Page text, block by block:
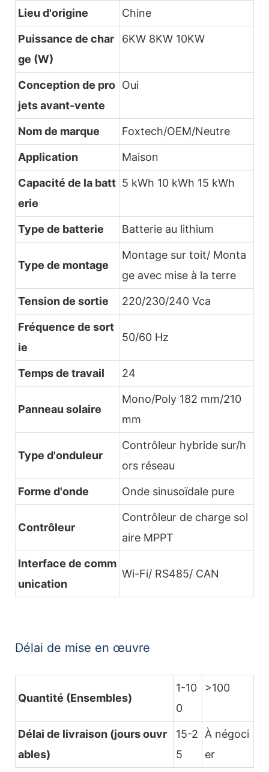
Lieu d'origine Chine
Puissance de char
ge (W)
6KW 8KW 10KW
Conception de pro
jets avant-vente
Oui
Nom de marque Foxtech/OEM/Neutre
Application Maison
Capacité de la batt
erie
5 kWh 10 kWh 15 kWh
Type de batterie Batterie au lithium
Type de montage
Montage sur toit/ Monta
ge avec mise à la terre
Tension de sortie 220/230/240 Vca
Fréquence de sort
ie
50/60 Hz
Temps de travail 24
Panneau solaire
Mono/Poly 182 mm/210
mm
Type d'onduleur
Contrôleur hybride sur/h
ors réseau
Forme d'onde Onde sinusoïdale pure
Contrôleur
Contrôleur de charge sol
aire MPPT
Interface de comm
unication
Wi-Fi/ RS485/ CAN
Délai de mise en œuvre
Quantité (Ensembles)
1-10
0
>100
Délai de livraison (jours ouvr
ables)
15-2
5
À négoci
er